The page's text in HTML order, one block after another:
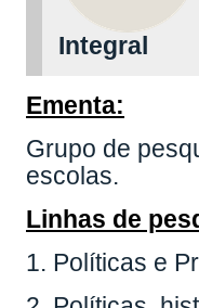
Integral
Ementa:
Grupo de
escolas.
Linhas de
1. Políticas e